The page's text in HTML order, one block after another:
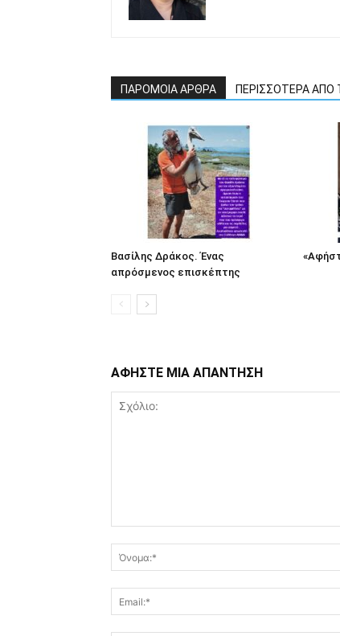
ΠΑΡΟΜΟΙΑ ΑΡΘΡΑ ΠΕΡΙΣΣΟΤΕΡΑ
Βασίλης Δράκος. Ένας
απρόσμενος επισκέπτης
ΑΦΗΣΤΕ ΜΙΑ ΑΠΑΝΤΗΣΗ